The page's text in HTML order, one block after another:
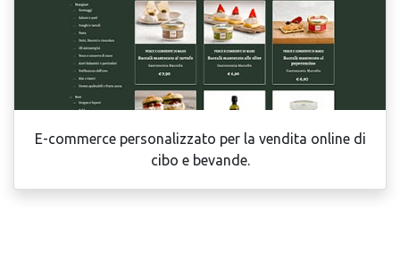
E-commerce personalizzato per la vendita online di
cibo e bevande.